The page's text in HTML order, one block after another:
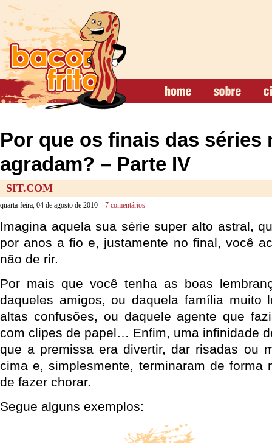
Por que os finais das séries
agradam? – Parte IV
SIT.COM
quarta-feira, 04 de agosto de 2010 – 7 comentários
Imagina aquela sua série super alto astral,
por anos a fio e, justamente no final, você
não de rir.
Por mais que você tenha as boas
daqueles amigos, ou daquela família muito
altas confusões, ou daquele agente que
com clipes de papel… Enfim, uma infinidade
que a premissa era divertir, dar risadas ou
cima e, simplesmente, terminaram de forma
de fazer chorar.
Segue alguns exemplos: